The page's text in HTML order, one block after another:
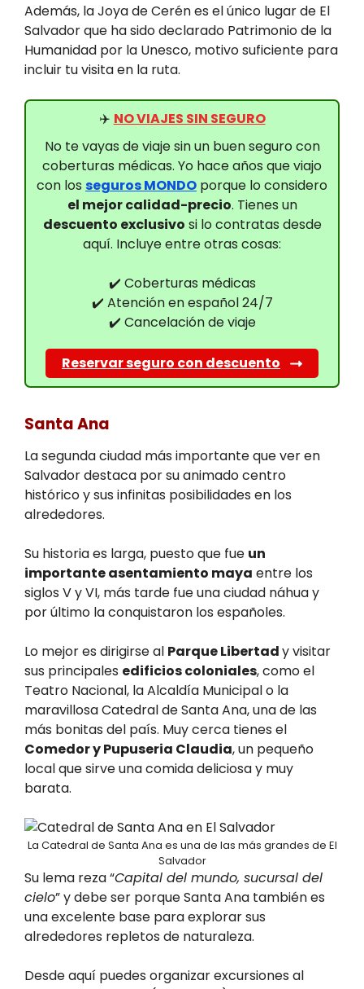
Además, la Joya de Cerén es el único lugar de El
Salvador que ha sido declarado Patrimonio de la
Humanidad por la Unesco, motivo suficiente para
incluir tu visita en la ruta.
✈️ NO VIAJES SIN SEGURO
No te vayas de viaje sin un buen seguro con
coberturas médicas. Yo hace años que viajo
con los seguros MONDO porque lo considero
el mejor calidad-precio. Tienes un
descuento exclusivo si lo contratas desde
aquí. Incluye entre otras cosas:
✔️ Coberturas médicas
✔️ Atención en español 24/7
✔️ Cancelación de viaje
Reservar seguro con descuento
Santa Ana
La segunda ciudad más importante que ver en
Salvador destaca por su animado centro
histórico y sus infinitas posibilidades en los
alrededores.
Su historia es larga, puesto que fue un
importante asentamiento maya entre los
siglos V y VI, más tarde fue una ciudad náhua y
por último la conquistaron los españoles.
Lo mejor es dirigirse al Parque Libertady visitar
sus principales edificios coloniales, como el
Teatro Nacional, la Alcaldía Municipal o la
maravillosa Catedral de Santa Ana, una de las
más bonitas del país. Muy cerca tienes el
Comedor y Pupuseria Claudia, un pequeño
local que sirve una comida deliciosa y muy
barata.
La Catedral de Santa Ana es una de las más grandes de El
Salvador
Su lema reza “Capital del mundo, sucursal del
cielo” y debe ser porque Santa Ana también es
una excelente base para explorar sus
alrededores repletos de naturaleza.
Desde aquí puedes organizar excursiones al